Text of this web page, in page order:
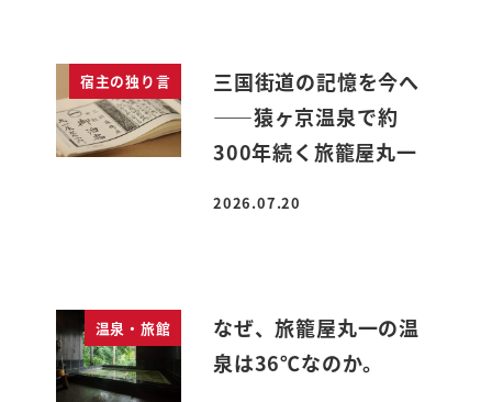
宿主の独り言
三国街道の記憶を今へ
――猿ヶ京温泉で約
300年続く旅籠屋丸一
投稿日
2026.07.20
温泉・旅館
なぜ、旅籠屋丸一の温
泉は36℃なのか。